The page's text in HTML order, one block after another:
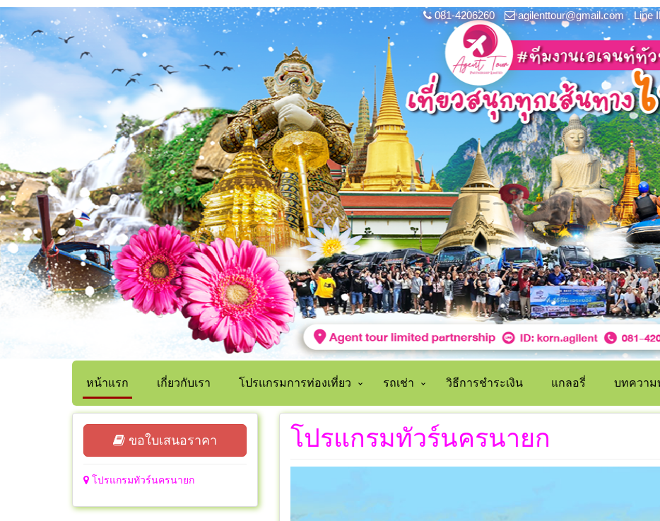
081-4206260 agilenttour@gmail.com Line
หน้าแรก เกี่ยวกับเรา โปรแกรมการท่องเที่ยว รถเช่า วิธีการชำระเงิน แกลอรี่ บทความ
ขอใบเสนอราคา
โปรแกรมทัวร์นครนายก
โปรแกรมทัวร์นครนายก